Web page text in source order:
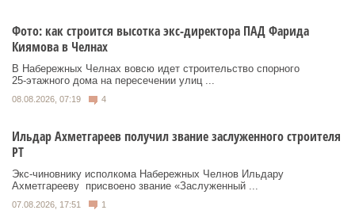
Фото: как строится высотка экс-директора ПАД Фарида
Киямова в Челнах
В Набережных Челнах вовсю идет строительство спорного
25‑этажного дома на пересечении улиц ...
08.08.2026, 07:19 4
Ильдар Ахметгареев получил звание заслуженного строителя
РТ
Экс‑чиновнику исполкома Набережных Челнов Ильдару
Ахметгарееву присвоено звание «Заслуженный ...
07.08.2026, 17:51 1